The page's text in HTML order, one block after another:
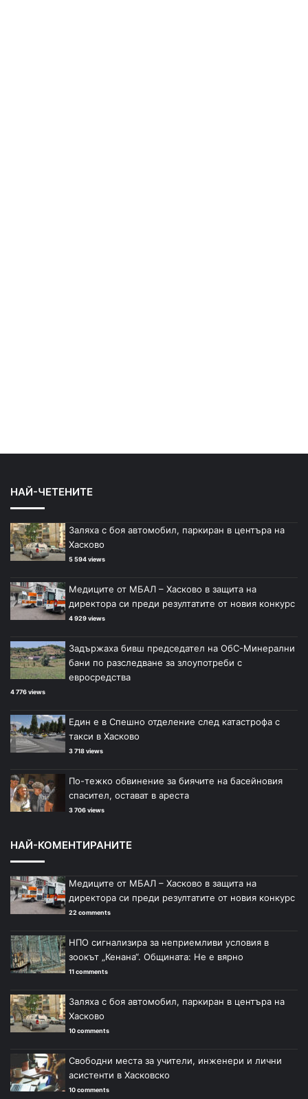
НАЙ-ЧЕТЕНИТЕ
Заляха с боя автомобил, паркиран в центъра на
Хасково
5 594 views
Медиците от МБАЛ – Хасково в защита на
директора си преди резултатите от новия конкурс
4 929 views
Задържаха бивш председател на ОбС-Минерални
бани по разследване за злоупотреби с
евросредства
4 776 views
Един е в Спешно отделение след катастрофа с
такси в Хасково
3 718 views
По-тежко обвинение за биячите на басейновия
спасител, остават в ареста
3 706 views
НАЙ-КОМЕНТИРАНИТЕ
Медиците от МБАЛ – Хасково в защита на
директора си преди резултатите от новия конкурс
22 comments
НПО сигнализира за неприемливи условия в
зоокът „Кенана“. Общината: Не е вярно
11 comments
Заляха с боя автомобил, паркиран в центъра на
Хасково
10 comments
Свободни места за учители, инженери и лични
асистенти в Хасковско
10 comments